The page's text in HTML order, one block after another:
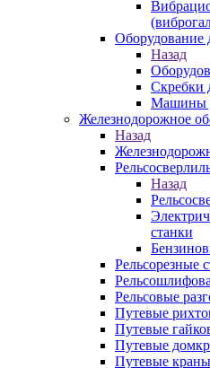
Оборудование
Назад
Скребки
Машины
Железнодорожное
Назад
Назад
станки
Рельсорезные
Рельсовые
Путевые
Путевые
Путевые
Путевые краны